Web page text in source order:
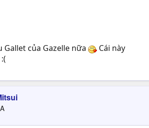
Gallet của Gazelle nữa
Cái này